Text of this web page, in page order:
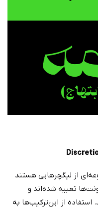
از لیگچرهایی هستند
تعبیه شده‌اند و
استفاده از این‌ترکیب‌ها به